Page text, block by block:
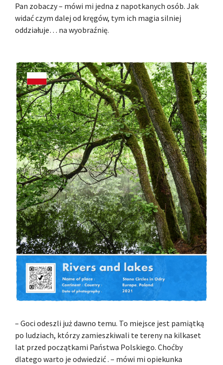
Pan zobaczy – mówi mi jedna z napotkanych osób. Jak
widać czym dalej od kręgów, tym ich magia silniej
oddziałuje… na wyobraźnię.
– Goci odeszli już dawno temu. To miejsce jest pamiątką
po ludziach, którzy zamieszkiwali te tereny na kilkaset
lat przed początkami Państwa Polskiego. Choćby
dlatego warto je odwiedzić . – mówi mi opiekunka